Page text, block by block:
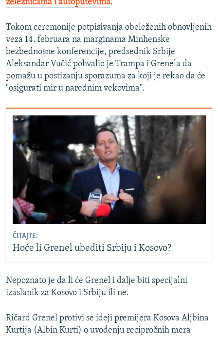
železnicama i autoputevima.
Tokom ceremonije potpisivanja obeleženih obnovljenih
veza 14. februara na marginama Minhenske
bezbednosne konferencije, predsednik Srbije
Aleksandar Vučić pohvalio je Trampa i Grenela da
pomažu u postizanju sporazuma za koji je rekao da će
"osigurati mir u narednim vekovima".
ČITAJTE:
Hoće li Grenel ubediti Srbiju i Kosovo?
Nepoznato je da li će Grenel i dalje biti specijalni
izaslanik za Kosovo i Srbiju ili ne.
Ričard Grenel protivi se ideji premijera Kosova Aljbina
Kurtija (Albin Kurti) o uvođenju recipročnih mera